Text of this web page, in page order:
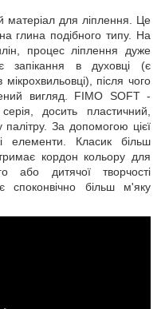
матеріал для ліплення. Це
глина подібного типу. На
процес ліплення дуже
запікання в духовці (є
), після чого
вигляд. FIMO SOFT -
досить пластичний,
За допомогою цієї
елементи. Класик більш
кордон кольору для
або дитячої творчості
споконвічно більш м'яку